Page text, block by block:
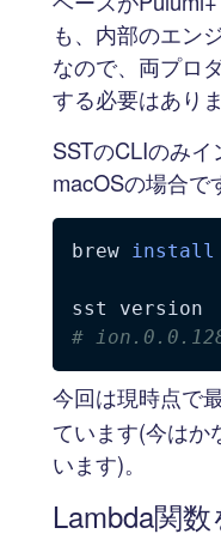
も、内部のエン
なので、両プロ
する必要はありま
SSTのCLIのみ
macOSの場合で
brew install
#
今回は現時点で
ています(今はか
います)。
Lambda関